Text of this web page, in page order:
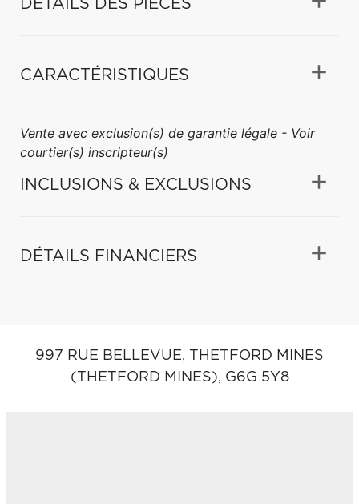
DÉTAILS DES PIÈCES
CARACTÉRISTIQUES
Vente avec exclusion(s) de garantie légale - Voir
courtier(s) inscripteur(s)
INCLUSIONS & EXCLUSIONS
DÉTAILS FINANCIERS
997 RUE BELLEVUE, THETFORD MINES
(THETFORD MINES), G6G 5Y8